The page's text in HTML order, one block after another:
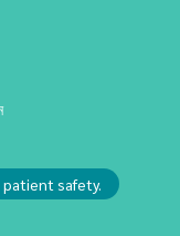
safety.